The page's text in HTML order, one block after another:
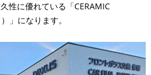
性に優れている「CERAMIC
」になります。